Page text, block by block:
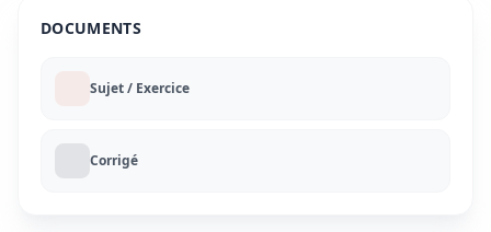
DOCUMENTS
Sujet / Exercice
Corrigé